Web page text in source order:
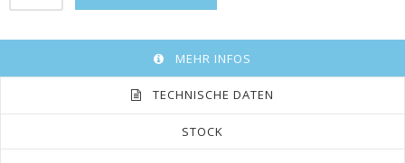
MEHR INFOS
TECHNISCHE DATEN
STOCK